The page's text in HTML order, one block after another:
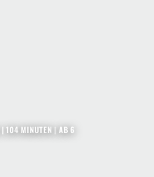
| 104 MINUTEN |AB 6